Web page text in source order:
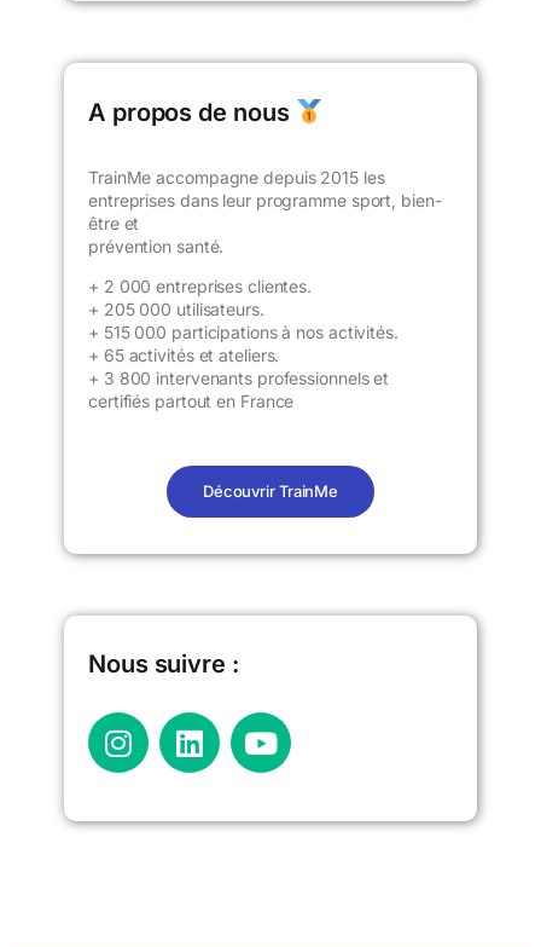
A propos de nous
TrainMe accompagne depuis 2015 les
entreprises dans leur programme sport, bien-
être et
prévention santé.
+ 2 000 entreprises clientes.
+ 205 000 utilisateurs.
+ 515 000 participations à nos activités.
+ 65 activités et ateliers.
+ 3 800 intervenants professionnels et
certifiés partout en France
Découvrir TrainMe
Nous suivre :​